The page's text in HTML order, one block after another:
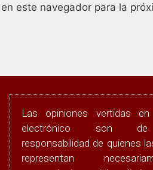
este navegador para la
Las opiniones vertidas
electrónico son de
responsabilidad de quienes
representan